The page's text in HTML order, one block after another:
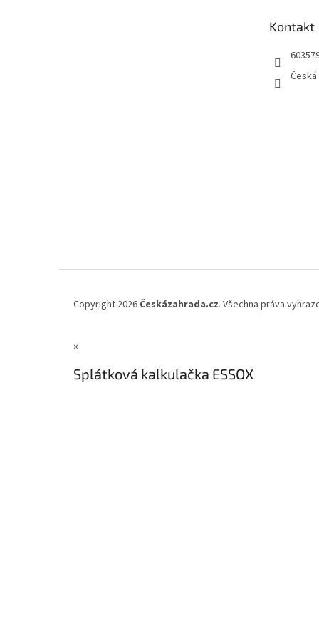
Kontakt
Česká
Copyright 2026 Českázahrada.cz. Všechna práva
×
Splátková kalkulačka ESSOX